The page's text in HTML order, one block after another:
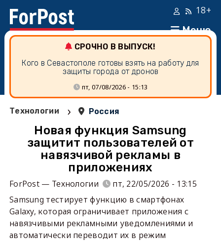
Меню
18+
СРОЧНО В ВЫПУСК!
Кого в Севастополе готовы взять на работу для
защиты города от дронов
пт, 07/08/2026 - 15:13
Технологии › Россия
Новая функция Samsung
защитит пользователей от
навязчивой рекламы в
приложениях
ForPost — Технологии
пт, 22/05/2026 - 13:15
Samsung тестирует функцию в смартфонах
Galaxy, которая ограничивает приложения с
навязчивыми рекламными уведомлениями и
автоматически переводит их в режим